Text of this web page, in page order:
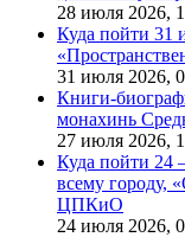
28 июля 2026,
Куда пойти 31
31 июля 2026,
Книги-
монахинь
27 июля 2026,
Куда пойти 24
всему городу,
ЦПКиО
24 июля 2026,